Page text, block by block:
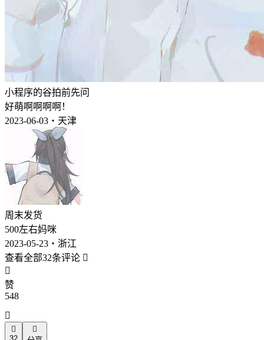
小程序的谷拍前先问
好萌啊啊啊啊！
2023-06-03・天津
周末发货
500左右妈咪
2023-05-23・浙江
查看全部32条评论 

赞
548


